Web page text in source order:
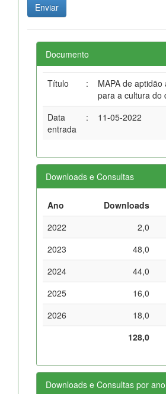
Documento
Título :
MAPA de aptidão
para a cultura do
Data
entrada
: 11-05-2022
Downloads e Consultas
Ano Downloads
2022
2,0
2023
48,0
2024
44,0
2025
16,0
2026
18,0
128,0
Downloads e Consultas por ano